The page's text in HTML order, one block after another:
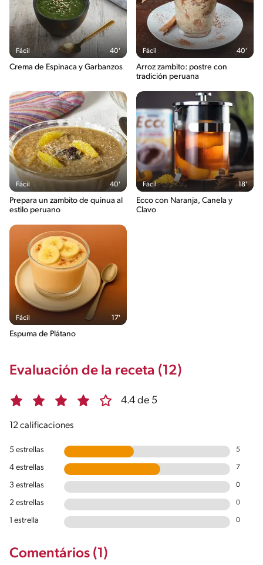
Fácil 40'
Crema de Espinaca y Garbanzos
Fácil 40'
Arroz zambito: postre con
tradición peruana
Fácil 40'
Prepara un zambito de quinua al
estilo peruano
Fácil 18'
Ecco con Naranja, Canela y
Clavo
Fácil 17'
Espuma de Plátano
Evaluación de la receta (12)
4.4 de 5
12 calificaciones
5 estrellas 5
4 estrellas 7
3 estrellas 0
2 estrellas 0
1 estrella 0
Comentários (1)